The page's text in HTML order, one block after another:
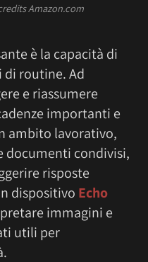
Amazon.com
è la capacità di
routine. Ad
e riassumere
importanti e
ambito lavorativo,
documenti condivisi,
risposte
dispositivo Echo
immagini e
utili per